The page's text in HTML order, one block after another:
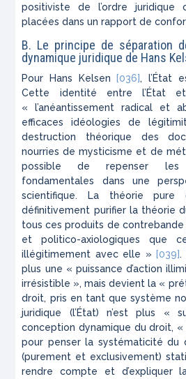
positiviste de l’ordre juridique
placées dans un rapport de
B. Le principe de séparation
dynamique juridique de Hans
Pour Hans Kelsen[036], l’État
Cette identité entre l’État
« l’anéantissement radical et
efficaces idéologies de
destruction théorique des
nourries de mysticisme et de
possible de repenser les
fondamentales dans une
scientifique. La théorie
définitivement purifier la théorie
tous ces produits de
et politico-axiologiques que
illégitimement avec elle »[039].
plus une « puissance d’action
irrésistible », mais devient la «
droit, pris en tant que système
juridique (l’État) n’est plus «
conception dynamique du droit,
pour penser la systématicité du
(purement et exclusivement)
rendre compte et d’expliquer